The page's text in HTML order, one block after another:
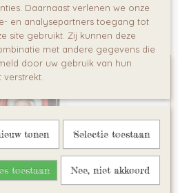
Daarnaast verlenen we onze
en analysepartners toegang tot
site gebruikt. Zij kunnen deze
met andere gegevens die
door uw gebruik van hun
tonen Selectie toestaan
toestaan Nee, niet akkoord